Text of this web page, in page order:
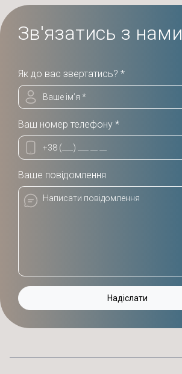
Зв'язатись з нами
Як до вас звертатись? *
Ваш номер телефону *
Ваше повідомлення